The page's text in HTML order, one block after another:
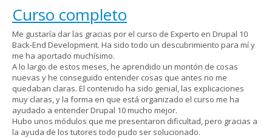
Curso completo
Me gustaría dar las gracias por el curso de Experto en Drupal 10
Back-End Development. Ha sido todo un descubrimiento para mí y
me ha aportado muchísimo.
A lo largo de estos meses, he aprendido un montón de cosas
nuevas y he conseguido entender cosas que antes no me
quedaban claras. El contenido ha sido genial, las explicaciones
muy claras, y la forma en que está organizado el curso me ha
ayudado a entender Drupal 10 mucho mejor.
Hubo unos módulos que me presentaron dificultad, pero gracias a
la ayuda de los tutores todo pudo ser solucionado.